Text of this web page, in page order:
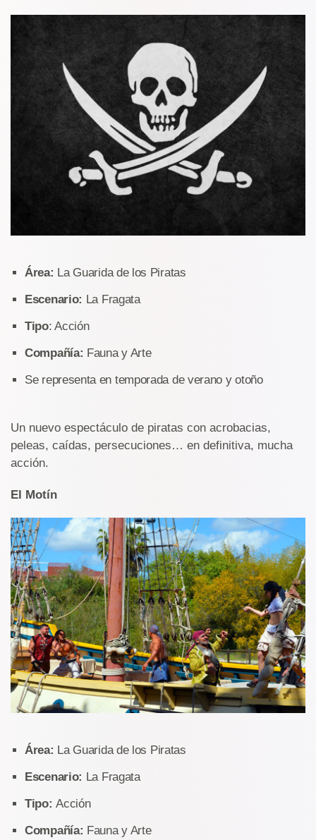
Área: La Guarida de los Piratas
Escenario: La Fragata
Tipo: Acción
Compañía: Fauna y Arte
Se representa en temporada de verano y otoño
Un nuevo espectáculo de piratas con acrobacias,
peleas, caídas, persecuciones… en definitiva, mucha
acción.
El Motín
Área: La Guarida de los Piratas
Escenario: La Fragata
Tipo:Acción
Compañía: Fauna y Arte